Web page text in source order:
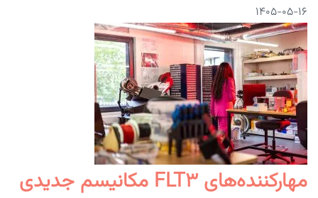
۱۴۰۵-۰۵-۱۶
مهارکننده‌های FLT۳ مکانیسم جدیدی